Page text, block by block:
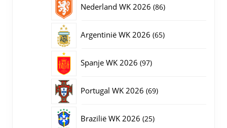
Nederland WK 2026 8686
Argentinië WK 2026 6565
Spanje WK 2026 9797
Portugal WK 2026 6969
Brazilië WK 2026 2525